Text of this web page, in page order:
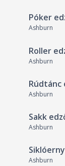
Póker
Ashburn
Roller
Ashburn
Rúdtánc
Ashburn
Sakk
Ashburn
Ashburn